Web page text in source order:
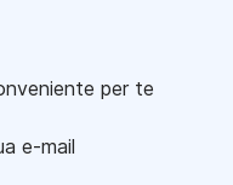
per te
e-mail